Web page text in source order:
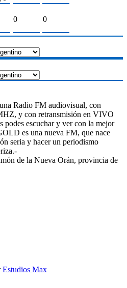
0 0
Radio FM audiovisual, con
y con retransmisión en VIVO
podes escuchar y ver con la mejor
es una nueva FM, que nace
seria y hacer un periodismo
de la Nueva Orán, provincia de
Estudios Max